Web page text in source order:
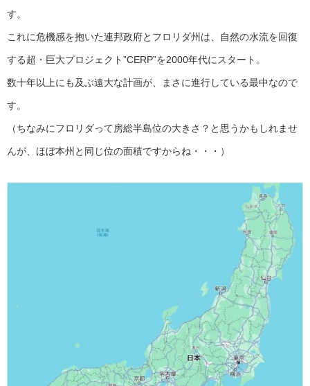
す。
これに危機感を抱いた連邦政府とフロリダ州は、自然の水流を回復
する超・巨大プロジェクト”CERP”を2000年代にスタート。
数十年以上にも及ぶ遠大な計画が、まさに進行している最中なので
す。
（ちなみにフロリダって房総半島位の大きさ？と思うかもしれませ
んが、ほぼ本州と同じ位の面積ですからね・・・）